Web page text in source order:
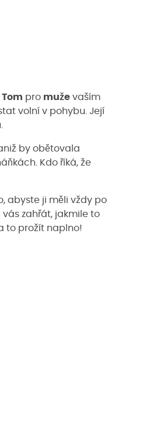
pro muže vaším
volní v pohybu. Její
by obětovala
Kdo říká, že
abyste ji měli vždy po
zahřát, jakmile to
to prožít naplno!